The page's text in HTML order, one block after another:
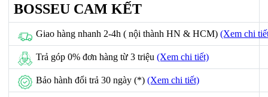
BOSSEU CAM KẾT
Giao hàng nhanh 2-4h ( nội thành HN & HCM) (Xem chi
Trả góp 0% đơn hàng từ 3 triệu (Xem chi tiết)
Bảo hành đổi trả 30 ngày (*) (Xem chi tiết)